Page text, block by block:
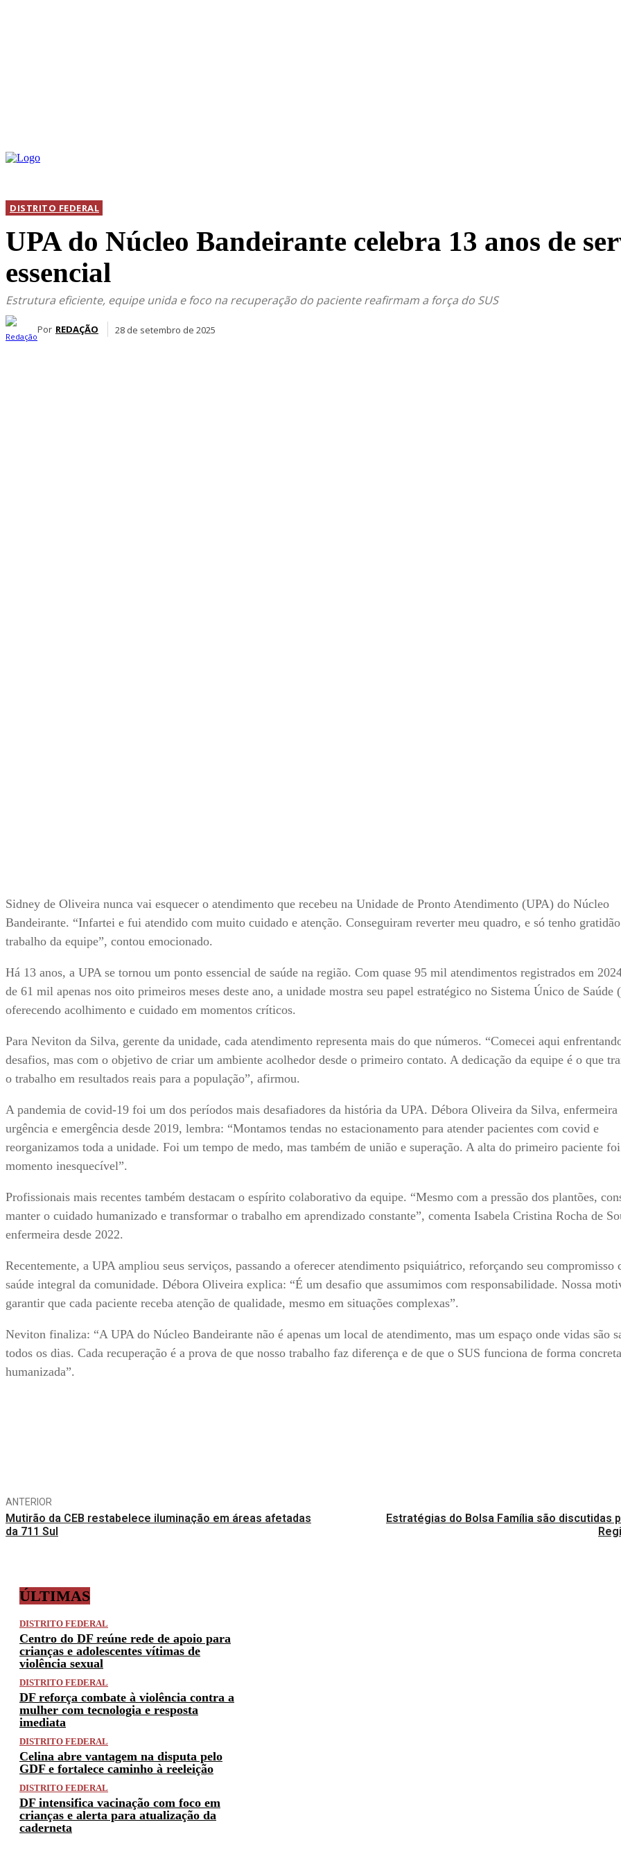
DISTRITO FEDERAL
UPA do Núcleo Bandeirante celebra 13 anos de
essencial
Estrutura eficiente, equipe unida e foco na recuperação do paciente reafirmam a força do SUS
Por REDAÇÃO 28 de setembro de 2025
Sidney de Oliveira nunca vai esquecer o atendimento que recebeu na Unidade de Pronto Atendimento (UPA) do Núcleo
Bandeirante. “Infartei e fui atendido com muito cuidado e atenção. Conseguiram reverter meu quadro, e só tenho
trabalho da equipe”, contou emocionado.
Há 13 anos, a UPA se tornou um ponto essencial de saúde na região. Com quase 95 mil atendimentos registrados em
de 61 mil apenas nos oito primeiros meses deste ano, a unidade mostra seu papel estratégico no Sistema Único de Saúde
oferecendo acolhimento e cuidado em momentos críticos.
Para Neviton da Silva, gerente da unidade, cada atendimento representa mais do que números. “Comecei aqui
desafios, mas com o objetivo de criar um ambiente acolhedor desde o primeiro contato. A dedicação da equipe é o que
o trabalho em resultados reais para a população”, afirmou.
A pandemia de covid-19 foi um dos períodos mais desafiadores da história da UPA. Débora Oliveira da Silva, enfermeira
urgência e emergência desde 2019, lembra: “Montamos tendas no estacionamento para atender pacientes com covid e
reorganizamos toda a unidade. Foi um tempo de medo, mas também de união e superação. A alta do primeiro paciente
momento inesquecível”.
Profissionais mais recentes também destacam o espírito colaborativo da equipe. “Mesmo com a pressão dos plantões,
manter o cuidado humanizado e transformar o trabalho em aprendizado constante”, comenta Isabela Cristina Rocha de
enfermeira desde 2022.
Recentemente, a UPA ampliou seus serviços, passando a oferecer atendimento psiquiátrico, reforçando seu compromisso
saúde integral da comunidade. Débora Oliveira explica: “É um desafio que assumimos com responsabilidade. Nossa
garantir que cada paciente receba atenção de qualidade, mesmo em situações complexas”.
Neviton finaliza: “A UPA do Núcleo Bandeirante não é apenas um local de atendimento, mas um espaço onde vidas são
todos os dias. Cada recuperação é a prova de que nosso trabalho faz diferença e de que o SUS funciona de forma
humanizada”.
ANTERIOR
Mutirão da CEB restabelece iluminação em áreas afetadas
da 711 Sul
Estratégias do Bolsa Família são discutidas
ÚLTIMAS
DISTRITO FEDERAL
Centro do DF reúne rede de apoio para
crianças e adolescentes vítimas de
violência sexual
DISTRITO FEDERAL
DF reforça combate à violência contra a
mulher com tecnologia e resposta
imediata
DISTRITO FEDERAL
Celina abre vantagem na disputa pelo
GDF e fortalece caminho à reeleição
DISTRITO FEDERAL
DF intensifica vacinação com foco em
crianças e alerta para atualização da
caderneta